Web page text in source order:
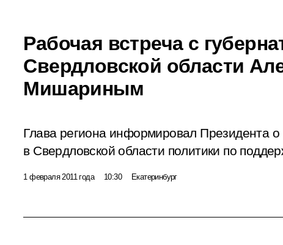
Рабочая встреча с
Свердловской области
Мишариным
Глава региона информировал Президента о
в Свердловской области политики по
1 февраля 2011 года 10:30 Екатеринбург